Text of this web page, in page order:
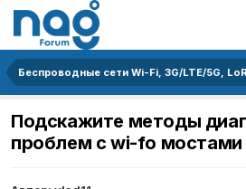
Беспроводные сети Wi-Fi, 3G/LTE/5G,
Подскажите методы
проблем с wi-fo мостами